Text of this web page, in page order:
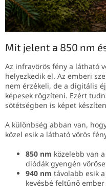
Mit jelent a 850 nm
Az infravörös fény a látható
helyezkedik el. Az emberi
nem érzékeli, de a digitális
képesek rögzíteni. Ezért
sötétségben is képet
A különbség abban van,
közel esik a látható vörös
850 nm közelebb van
diódák gyengén
940 nm távolabb esik
kevésbé feltűnő